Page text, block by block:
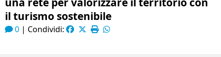
il turismo sostenibile
0 | Condividi: